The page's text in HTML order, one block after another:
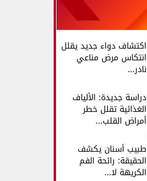
اكتشاف دواء جديد يقلل
انتكاس مرض مناعي
نادر...
دراسة جديدة: الألياف
الغذائية تقلل خطر
أمراض القلب...
طبيب أسنان يكشف
الحقيقة: رائحة الفم
الكريهة لا...